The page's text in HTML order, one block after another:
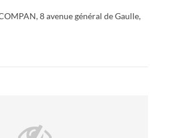
8 avenue général de Gaulle,